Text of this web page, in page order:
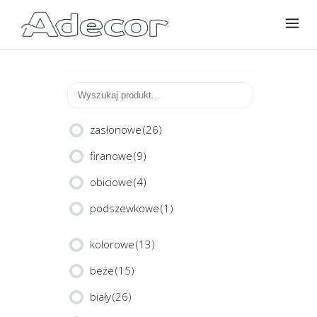
zasłonowe(26)
firanowe(9)
obiciowe(4)
podszewkowe(1)
kolorowe(13)
beże(15)
biały(26)